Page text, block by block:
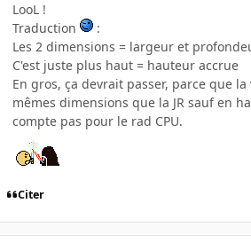
LooL !
Traduction
:
Les 2 dimensions = largeur et
C'est juste plus haut = hauteur accrue
En gros, ça devrait passer, parce que
mêmes dimensions que la JR sauf en
compte pas pour le rad CPU.
Citer